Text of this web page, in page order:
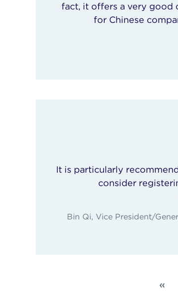
fact, it offers a very good
for Chinese
It is particularly
consider
Bin Qi, Vice President/
»